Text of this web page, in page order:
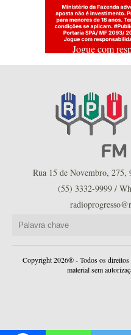
Jogue com
Rua 15 de Novembro,
(55) 3332-9999 /
Copyright 2026® - Todos os direitos
material sem